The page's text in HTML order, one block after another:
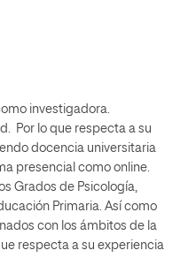
investigadora.
Por lo que respecta a su
docencia universitaria
presencial como online.
Grados de Psicología,
Primaria. Así como
con los ámbitos de la
respecta a su experiencia